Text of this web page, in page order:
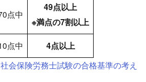
点中
49点以上
※満点の7割以上
点中
4点以上
会保険労務士試験の合格基準の考え